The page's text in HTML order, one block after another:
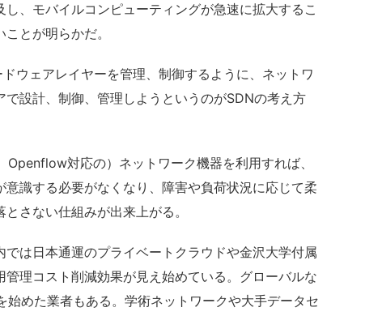
、モバイルコンピューティングが急速に拡大するこ
とが明らかだ。
ウェアレイヤーを管理、制御するように、ネットワ
設計、制御、管理しようというのがSDNの考え方
対応の）ネットワーク機器を利用すれば、
識する必要がなくなり、障害や負荷状況に応じて柔
さない仕組みが出来上がる。
は日本通運のプライベートクラウドや金沢大学付属
理コスト削減効果が見え始めている。グローバルな
めた業者もある。学術ネットワークや大手データセ